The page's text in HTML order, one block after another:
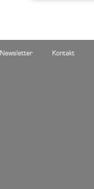
Newsletter Kontakt